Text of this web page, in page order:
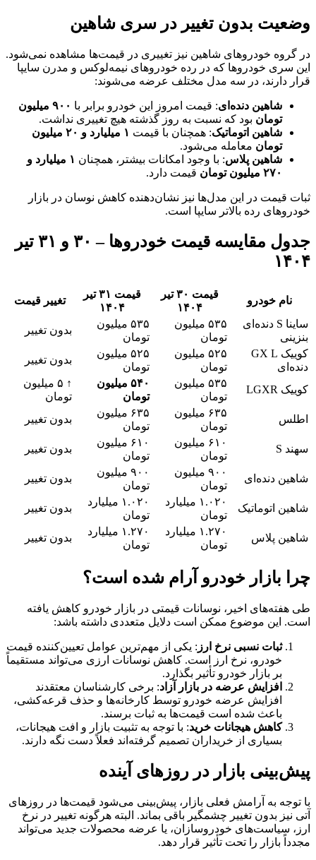
وضعیت بدون تغییر در سری شاهین
در گروه خودروهای شاهین نیز تغییری در قیمت‌ها مشاهده نمی‌شود.
این سری خودروها که در رده خودروهای نیمه‌لوکس و مدرن سایپا
قرار دارند، در سه مدل مختلف عرضه می‌شوند:
شاهین دنده‌ای: قیمت امروز این خودرو برابر با
۹۰۰ میلیون
تومان بود که نسبت به روز گذشته هیچ تغییری نداشت.
شاهین اتوماتیک: همچنان با قیمت
۱ میلیارد و ۲۰ میلیون
تومان معامله می‌شود.
شاهین پلاس: با وجود امکانات بیشتر، همچنان
۱ میلیارد و
۲۷۰ میلیون تومان
قیمت دارد.
ثبات قیمت در این مدل‌ها نیز نشان‌دهنده کاهش نوسان در بازار
خودروهای رده بالاتر سایپا است.
جدول مقایسه قیمت خودروها – ۳۰ و ۳۱ تیر
۱۴۰۴
نام خودرو
قیمت ۳۰ تیر
۱۴۰۴
قیمت ۳۱ تیر
۱۴۰۴
تغییر قیمت
ساینا S دنده‌ای
بنزینی
۵۳۵ میلیون
تومان
۵۳۵ میلیون
تومان
بدون تغییر
کوییک GX L
دنده‌ای
۵۲۵ میلیون
تومان
۵۲۵ میلیون
تومان
بدون تغییر
کوییک LGXR
۵۳۵ میلیون
تومان
۵۴۰ میلیون
تومان
↑ ۵ میلیون
تومان
اطلس
۶۳۵ میلیون
تومان
۶۳۵ میلیون
تومان
بدون تغییر
سهند S
۶۱۰ میلیون
تومان
۶۱۰ میلیون
تومان
بدون تغییر
شاهین دنده‌ای
۹۰۰ میلیون
تومان
۹۰۰ میلیون
تومان
بدون تغییر
شاهین اتوماتیک
۱.۰۲۰ میلیارد
تومان
۱.۰۲۰ میلیارد
تومان
بدون تغییر
شاهین پلاس
۱.۲۷۰ میلیارد
تومان
۱.۲۷۰ میلیارد
تومان
بدون تغییر
چرا بازار خودرو آرام شده است؟
طی هفته‌های اخیر، نوسانات قیمتی در بازار خودرو کاهش یافته
است. این موضوع ممکن است دلایل متعددی داشته باشد:
ثبات نسبی نرخ ارز : یکی از مهم‌ترین عوامل تعیین‌کننده قیمت
خودرو، نرخ ارز است. کاهش نوسانات ارزی می‌تواند مستقیماً
بر بازار خودرو تأثیر بگذارد.
افزایش عرضه در بازار آزاد: برخی کارشناسان معتقدند
افزایش عرضه خودرو توسط کارخانه‌ها و حذف قرعه‌کشی،
باعث شده است قیمت‌ها به ثبات برسند.
کاهش هیجانات خرید: با توجه به تثبیت بازار و افت هیجانات،
بسیاری از خریداران تصمیم گرفته‌اند فعلاً دست نگه دارند.
پیش‌بینی بازار در روزهای آینده
با توجه به آرامش فعلی بازار، پیش‌بینی می‌شود قیمت‌ها در روزهای
آتی نیز بدون تغییر چشمگیر باقی بماند. البته هرگونه تغییر در نرخ
ارز، سیاست‌های خودروسازان، یا عرضه محصولات جدید می‌تواند
مجدداً بازار را تحت تأثیر قرار دهد.